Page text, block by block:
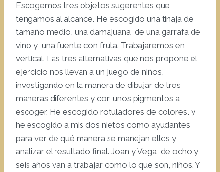
Escogemos tres objetos sugerentes que
tengamos al alcance. He escogido una tinaja de
tamaño medio, una damajuana de una garrafa de
vino y una fuente con fruta. Trabajaremos en
vertical. Las tres alternativas que nos propone el
ejercicio nos llevan a un juego de niños,
investigando en la manera de dibujar de tres
maneras diferentes y con unos pigmentos a
escoger. He escogido rotuladores de colores, y
he escogido a mis dos nietos como ayudantes
para ver de qué manera se manejan ellos y
analizar el resultado final. Joan y Vega, de ocho y
seis años van a trabajar como lo que son, niños. Y